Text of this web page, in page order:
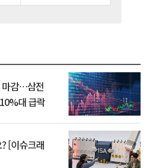
마감…삼전
대 급락
[이슈크래